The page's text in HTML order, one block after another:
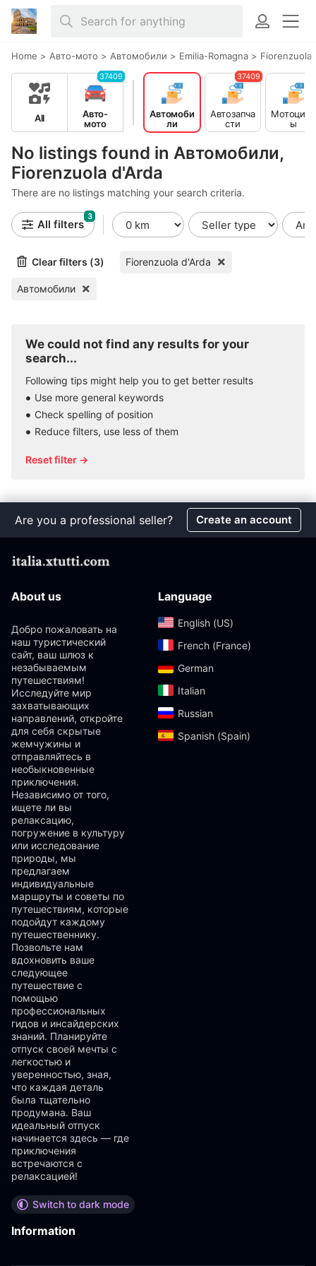
Home > Авто-мото > Автомобили > Emilia-Romagna > Fiorenzuola
No listings found in Автомобили,
Fiorenzuola d'Arda
There are no listings matching your search criteria.
All
Авто-
мото
37409
Автомоби
ли
Автозапча
сти
37409
Мотоцикл
ы
All filters
3
Clear filters (3) Fiorenzuola d'Arda
Автомобили
We could not find any results for your
search...
Following tips might help you to get better results
Use more general keywords
Check spelling of position
Reduce filters, use less of them
Reset filter →
Are you a professional seller? Create an account
About us
Добро пожаловать на
наш туристический
сайт, ваш шлюз к
незабываемым
путешествиям!
Исследуйте мир
захватывающих
направлений, откройте
для себя скрытые
жемчужины и
отправляйтесь в
необыкновенные
приключения.
Независимо от того,
ищете ли вы
релаксацию,
погружение в культуру
или исследование
природы, мы
предлагаем
индивидуальные
маршруты и советы по
путешествиям, которые
подойдут каждому
путешественнику.
Позвольте нам
вдохновить ваше
следующее
путешествие с
помощью
профессиональных
гидов и инсайдерских
знаний. Планируйте
отпуск своей мечты с
легкостью и
уверенностью, зная,
что каждая деталь
была тщательно
продумана. Ваш
идеальный отпуск
начинается здесь — где
приключения
встречаются с
релаксацией!
Switch to dark mode
Language
English (US)‎
French (France)‎
German‎
Italian‎
Russian‎
Spanish (Spain)‎
Information